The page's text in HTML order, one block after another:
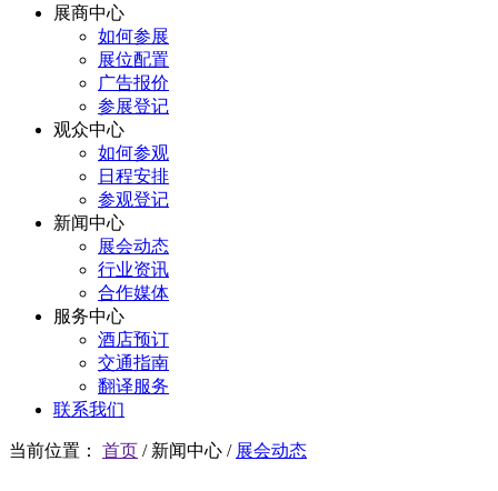
展商中心
如何参展
展位配置
广告报价
参展登记
观众中心
如何参观
日程安排
参观登记
新闻中心
展会动态
行业资讯
合作媒体
服务中心
酒店预订
交通指南
翻译服务
联系我们
当前位置： 首页 / 新闻中心 / 展会动态